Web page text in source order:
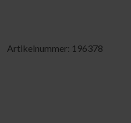
Artikelnummer: 196378